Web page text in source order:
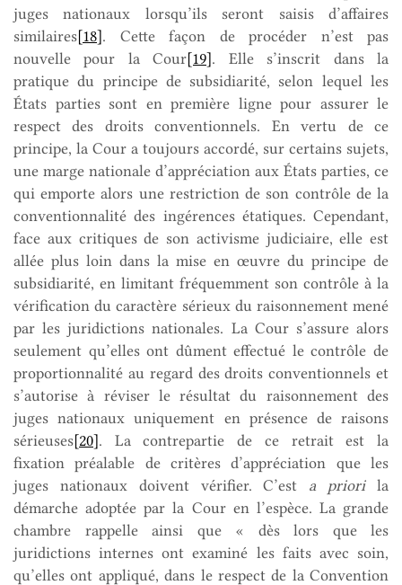
juges nationaux lorsqu’ils seront saisis d’affaires
similaires[18]. Cette façon de procéder n’est pas
nouvelle pour la Cour[19]. Elle s’inscrit dans la
pratique du principe de subsidiarité, selon lequel les
États parties sont en première ligne pour assurer le
respect des droits conventionnels. En vertu de ce
principe, la Cour a toujours accordé, sur certains sujets,
une marge nationale d’appréciation aux États parties, ce
qui emporte alors une restriction de son contrôle de la
conventionnalité des ingérences étatiques. Cependant,
face aux critiques de son activisme judiciaire, elle est
allée plus loin dans la mise en œuvre du principe de
subsidiarité, en limitant fréquemment son contrôle à la
vérification du caractère sérieux du raisonnement mené
par les juridictions nationales. La Cour s’assure alors
seulement qu’elles ont dûment effectué le contrôle de
proportionnalité au regard des droits conventionnels et
s’autorise à réviser le résultat du raisonnement des
juges nationaux uniquement en présence de raisons
sérieuses[20]. La contrepartie de ce retrait est la
fixation préalable de critères d’appréciation que les
juges nationaux doivent vérifier. C’est a priorila
démarche adoptée par la Cour en l’espèce. La grande
chambre rappelle ainsi que « dès lors que les
juridictions internes ont examiné les faits avec soin,
qu’elles ont appliqué, dans le respect de la Convention